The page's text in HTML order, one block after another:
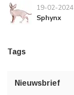
19-02-2024
Sphynx
Tags
Nieuwsbrief